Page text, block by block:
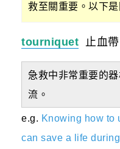
救至關重要。以下
tourniquet 止血帶
急救中非常重要的
流。
e.g. Knowing how to
can save a life